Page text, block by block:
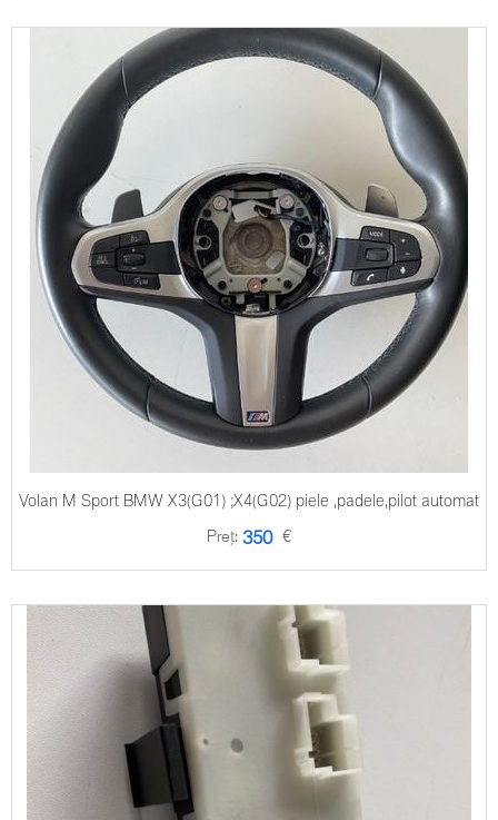
Volan M Sport BMW X3(G01) ;X4(G02) piele ,padele,pilot automat
Preț: 350 €